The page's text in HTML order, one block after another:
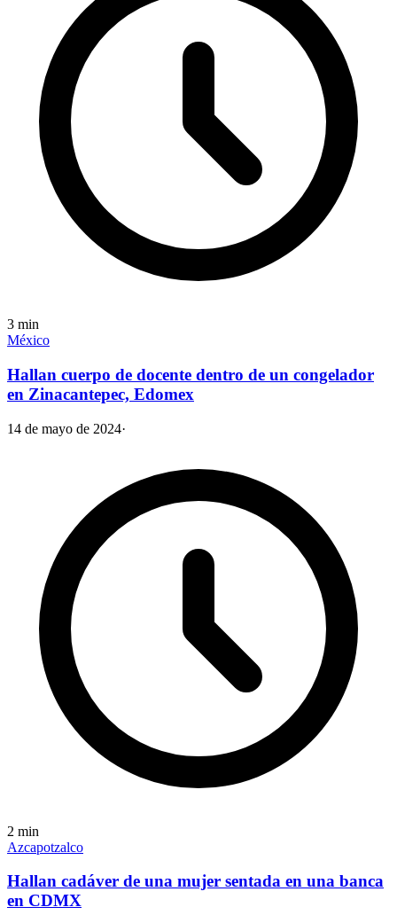
3 min
México
Hallan cuerpo de docente dentro de un congelador
en Zinacantepec, Edomex
14 de mayo de 2024·
2 min
Azcapotzalco
Hallan cadáver de una mujer sentada en una banca
en CDMX